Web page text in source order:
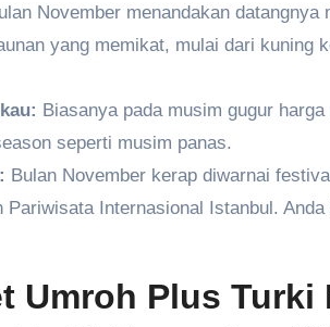
November menandakan
yang memikat, mulai dari kuning
Biasanya pada musim gugur
seperti musim panas.
Bulan November kerap diwarnai
Internasional Istanbul.
Umroh Plus Turki